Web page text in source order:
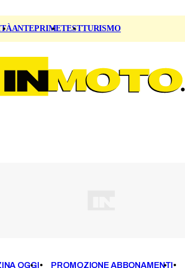
ANTEPRIMETESTTURISMO
OGGI PROMOZIONE ABBONAMENTI